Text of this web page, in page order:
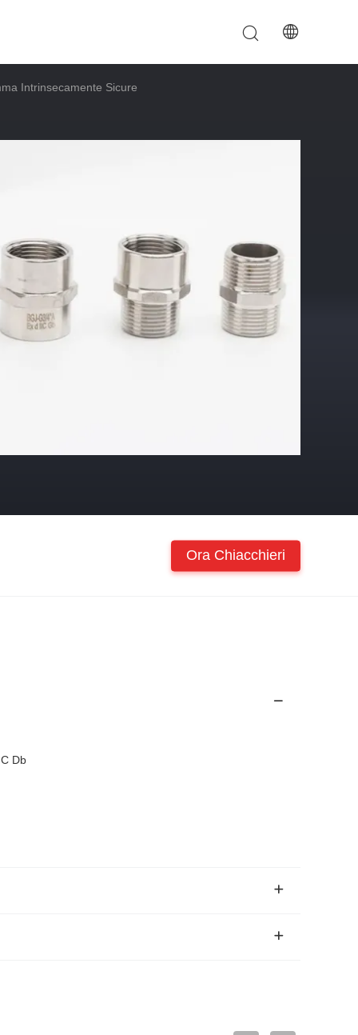
Intrinsecamente Sicure
Ora Chiacchieri
Db